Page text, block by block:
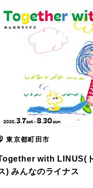
東京都町田市
with LINUS(
) みんなのライナス